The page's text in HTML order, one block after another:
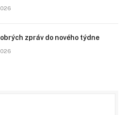
zpráv do nového týdne